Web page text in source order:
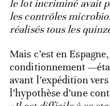
le lot incriminé avait
les contrôles
réalisés tous les
Mais c’est en
conditionnement
avant l’expédition
l’hypothèse d’une